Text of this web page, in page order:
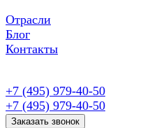
Отрасли
Блог
Контакты
+7 (495) 979-40-50
+7 (495) 979-40-50
Заказать звонок